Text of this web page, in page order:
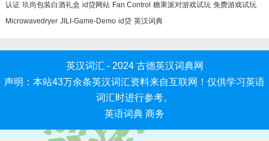
认证 玖尚包装白酒礼盒 id贷网站 Fan Control 糖果派对游戏试玩 免费游戏试玩
Microwavedryer JILI-Game-Demo id贷 英汉词典
英汉词汇 - 2024 古德英汉词典网
声明：本站43万余条英汉词汇资料来自互联网！仅供学习英语
词汇时进行参考。
英语词典 商务